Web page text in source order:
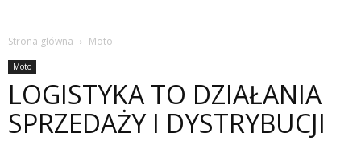
Strona główna Moto
Moto
LOGISTYKA TO DZIAŁANIA
SPRZEDAŻY I DYSTRYBUCJI